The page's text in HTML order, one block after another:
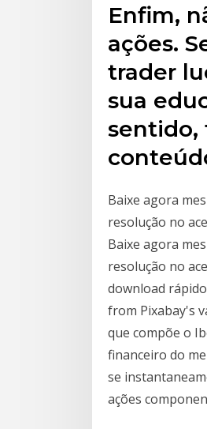
Enfim,
ações.
trader
sua
sentido,
Baixe agora
resolução no
Baixe agora
resolução no
download
from Pixabay's
que compõe o
financeiro do
se
ações